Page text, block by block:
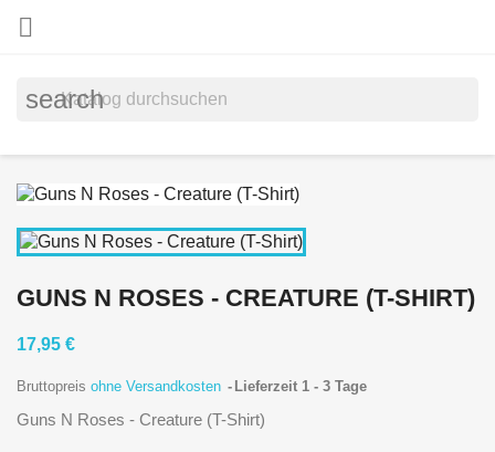

search
GUNS N ROSES - CREATURE (T-SHIRT)
17,95 €
Bruttopreis ohne Versandkosten Lieferzeit 1 - 3 Tage
Guns N Roses - Creature (T-Shirt)